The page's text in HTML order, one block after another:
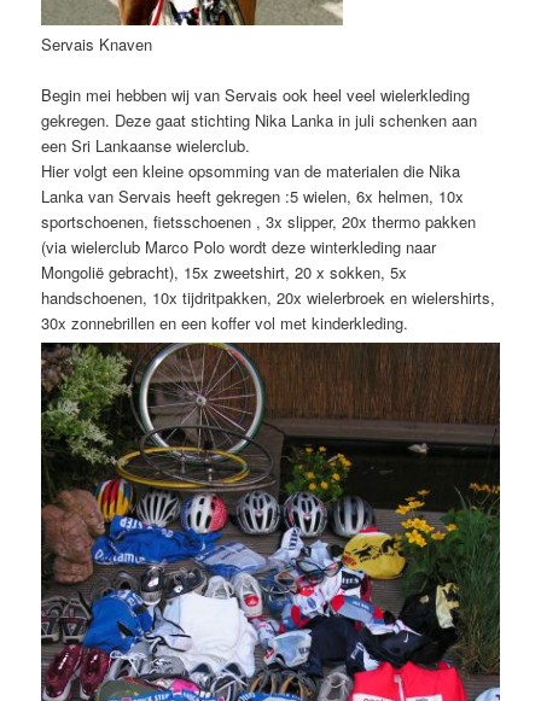
Servais Knaven
Begin mei hebben wij van Servais ook heel veel wielerkleding
gekregen. Deze gaat stichting Nika Lanka in juli schenken aan
een Sri Lankaanse wielerclub.
Hier volgt een kleine opsomming van de materialen die Nika
Lanka van Servais heeft gekregen :5 wielen, 6x helmen, 10x
sportschoenen, fietsschoenen , 3x slipper, 20x thermo pakken
(via wielerclub Marco Polo wordt deze winterkleding naar
Mongolië gebracht), 15x zweetshirt, 20 x sokken, 5x
handschoenen, 10x tijdritpakken, 20x wielerbroek en wielershirts,
30x zonnebrillen en een koffer vol met kinderkleding.